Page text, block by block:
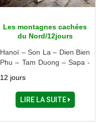
Les montagnes cachées
du Nord/12jours
Hanoï – Son La – Dien Bien
Phu – Tam Duong – Sapa -
12 jours
LIRE LA SUITE